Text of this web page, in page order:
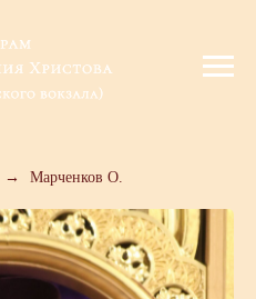
→ Марченков О.